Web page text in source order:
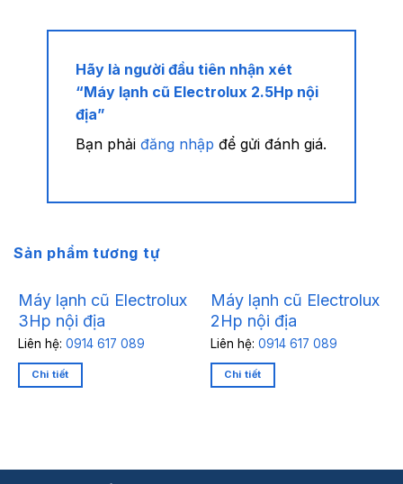
Hãy là người đầu tiên nhận xét
“Máy lạnh cũ Electrolux 2.5Hp nội
địa”
Bạn phải đăng nhập để gửi đánh giá.
Sản phẩm tương tự
Máy lạnh cũ Electrolux
3Hp nội địa
Liên hệ: 0914 617 089
Chi tiết
Máy lạnh cũ Electrolux
2Hp nội địa
Liên hệ: 0914 617 089
Chi tiết